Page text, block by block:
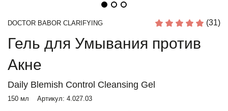
DOCTOR BABOR CLARIFYING (31)
Гель для Умывания против
Акне
Daily Blemish Control Cleansing Gel
150 мл Артикул: 4.027.03